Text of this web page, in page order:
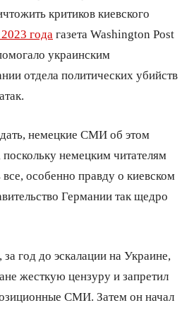
критиков киевского
года газета Washington Post
украинским
отдела политических убийств
немецкие СМИ об этом
немецким читателям
все, особенно правду о киевском
Германии так щедро
, за год до эскалации на Украине,
жесткую цензуру и запретил
СМИ. Затем он начал